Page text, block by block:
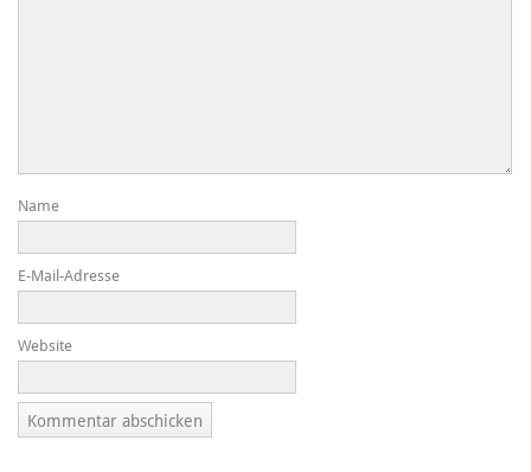
Name
E-Mail-Adresse
Website